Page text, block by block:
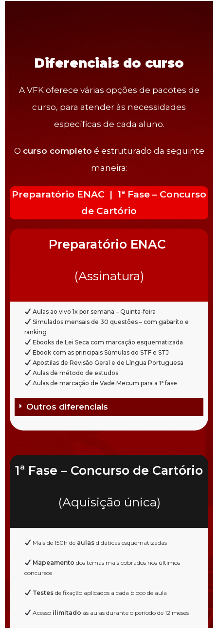
Diferenciais do curso
A VFK oferece várias opções de pacotes de
curso, para atender às necessidades
específicas de cada aluno.
O curso completo é estruturado da seguinte
maneira:
Preparatório ENAC | 1ª Fase – Concurso
de Cartório
Preparatório ENAC
(Assinatura)
Aulas ao vivo 1x por semana – Quinta-feira
Simulados mensais de 30 questões – com gabarito e
ranking
Ebooks de Lei Seca com marcação esquematizada
Ebook com as principais Súmulas do STF e STJ
Apostilas de Revisão Geral e de Língua Portuguesa
Aulas de método de estudos
Aulas de marcação de Vade Mecum para a 1ª fase
Outros diferenciais
1ª Fase – Concurso de Cartório
(Aquisição única)
Mais de 150h de aulasdidáticas esquematizadas
Mapeamento dos temas mais cobrados nos últimos
concursos
Testesde fixação aplicados a cada bloco de aula
Acesso ilimitado às aulas durante o período de 12 meses